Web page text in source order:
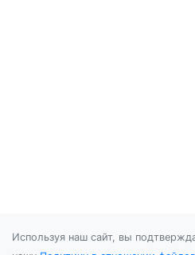
Используя наш сайт, вы